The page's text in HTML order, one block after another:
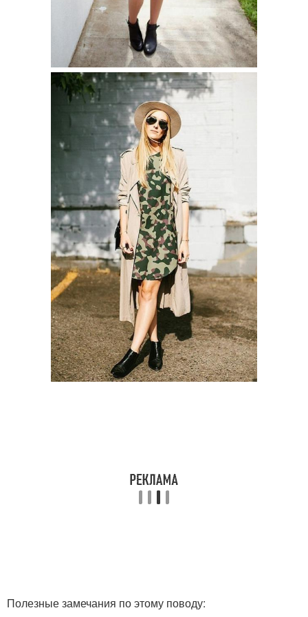
Полезные замечания по этому поводу: